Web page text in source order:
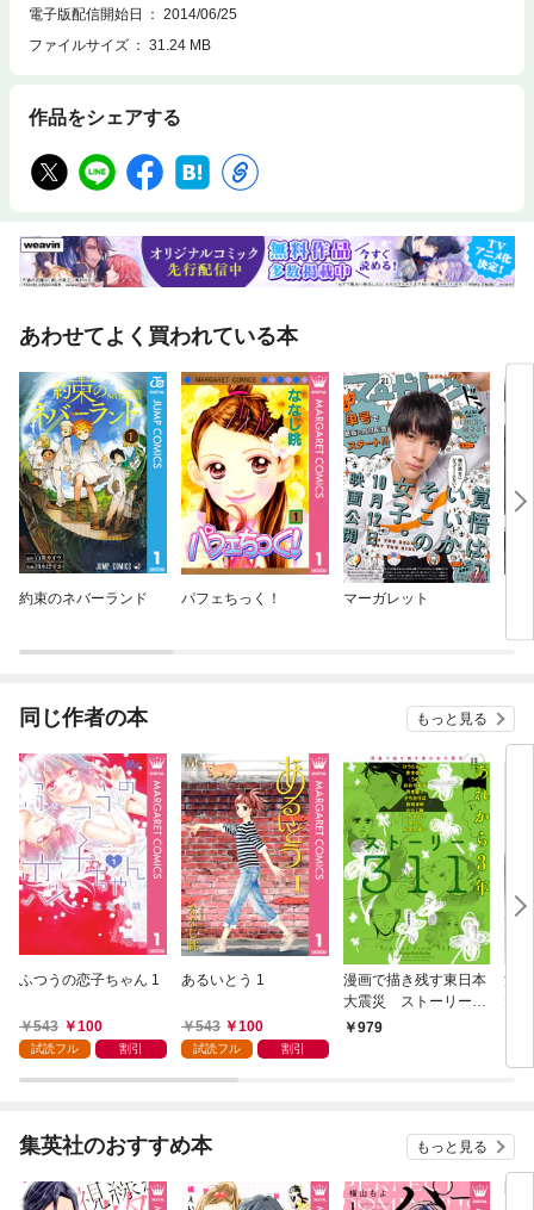
電子版配信開始日
2014/06/25
ファイルサイズ
31.24 MB
作品をシェアする
あわせてよく買われている本
約束のネバーランド パフェちっく！ マーガレット
同じ作者の本 もっと見る
ふつうの恋子ちゃん 1
543 100
試読フル 割引
あるいとう 1
543 100
試読フル 割引
漫画で描き残す東日本
大震災 ストーリー31
1 あれから3年
979
漫
集英社のおすすめ本 もっと見る